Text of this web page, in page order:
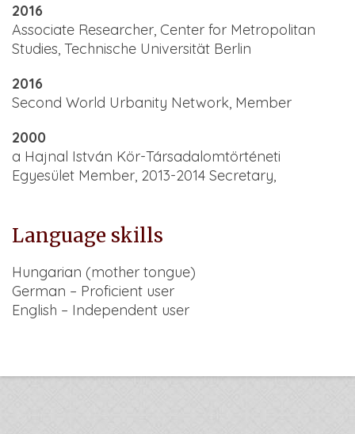
2016
Associate Researcher, Center for Metropolitan
Studies, Technische Universität Berlin
2016
Second World Urbanity Network, Member
2000
a Hajnal István Kör-Társadalomtörténeti
Egyesület Member, 2013-2014 Secretary,
Language skills
Hungarian (mother tongue)
German – Proficient user
English – Independent user